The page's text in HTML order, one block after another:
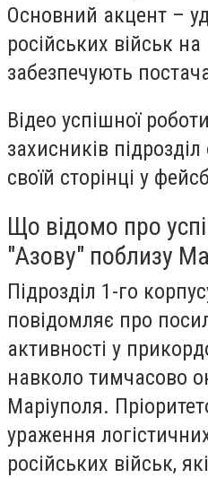
Основний акцент –
російських військ
забезпечують
Відео успішної
захисників
своїй сторінці у
Що відомо про
"Азову" поблизу
Підрозділ 1-го
повідомляє про
активності у
навколо тимчасово
Маріуполя.
ураження
російських військ,